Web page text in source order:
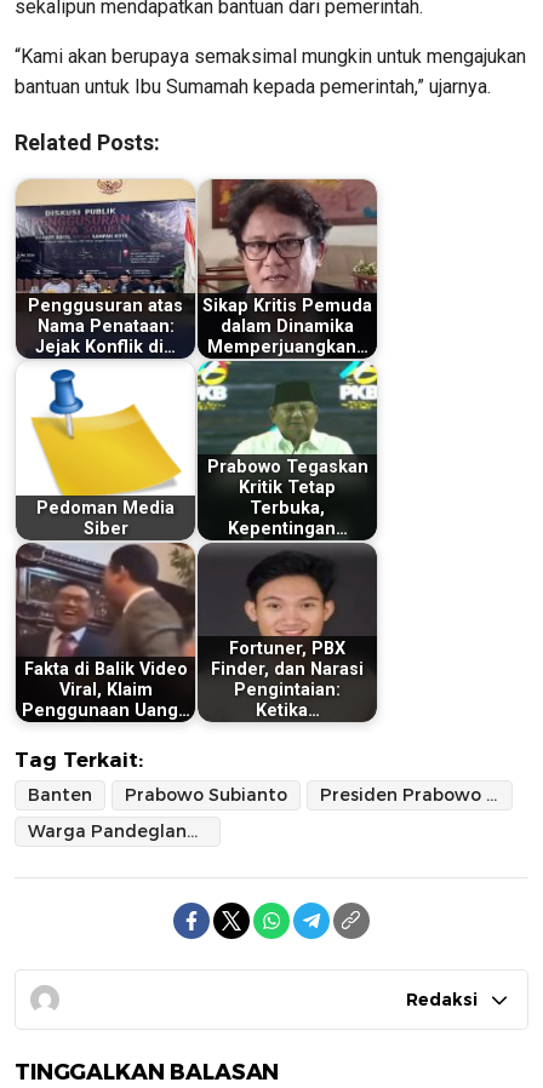
sekalipun mendapatkan bantuan dari pemerintah.
“Kami akan berupaya semaksimal mungkin untuk mengajukan
bantuan untuk Ibu Sumamah kepada pemerintah,” ujarnya.
Related Posts:
Penggusuran atas
Nama Penataan:
Jejak Konflik di…
Sikap Kritis Pemuda
dalam Dinamika
Memperjuangkan…
Pedoman Media
Siber
Prabowo Tegaskan
Kritik Tetap
Terbuka,
Kepentingan…
Fakta di Balik Video
Viral, Klaim
Penggunaan Uang…
Fortuner, PBX
Finder, dan Narasi
Pengintaian:
Ketika…
Tag Terkait:
Banten Prabowo Subianto
Presiden Prabowo Subianto
Warga Pandeglang Banten
Redaksi
TINGGALKAN BALASAN